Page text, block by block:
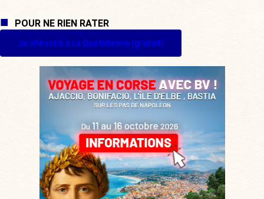
POUR NE RIEN RATER
Je m'inscris à La Quotidienne (gratuit)